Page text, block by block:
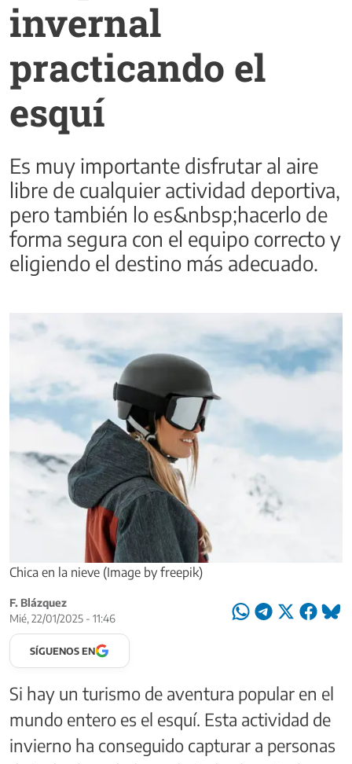
invernal
practicando el
esquí
Es muy importante disfrutar al aire
libre de cualquier actividad deportiva,
pero también lo es&nbsp;hacerlo de
forma segura con el equipo correcto y
eligiendo el destino más adecuado.
Chica en la nieve (Image by freepik)
F. Blázquez
Mié, 22/01/2025 - 11:46
SÍGUENOS EN
Si hay un turismo de aventura popular en el
mundo entero es el esquí. Esta actividad de
invierno ha conseguido capturar a personas